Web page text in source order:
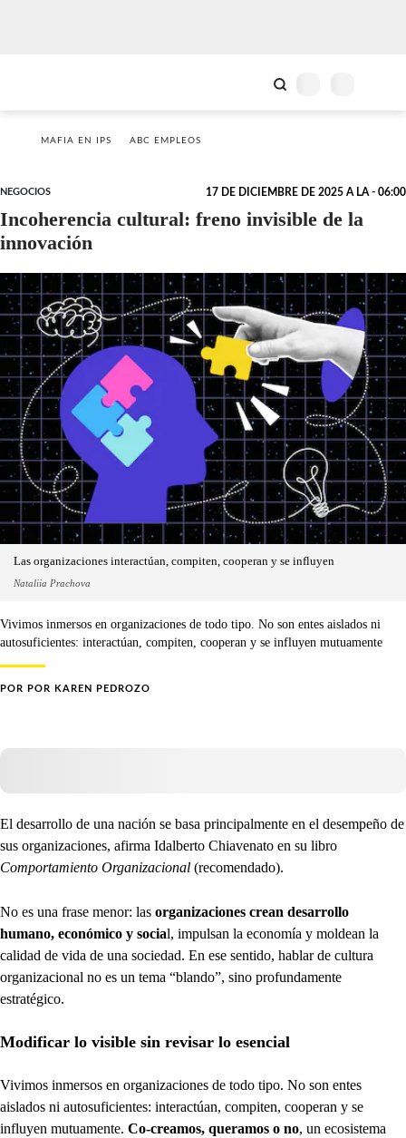
MAFIA EN IPS ABC EMPLEOS
NEGOCIOS 17 DE DICIEMBRE DE 2025 A LA - 06:00
Incoherencia cultural: freno invisible de la
innovación
Las organizaciones interactúan, compiten, cooperan y se influyen
Nataliia Prachova
Vivimos inmersos en organizaciones de todo tipo. No son entes aislados ni
autosuficientes: interactúan, compiten, cooperan y se influyen mutuamente
POR POR KAREN PEDROZO
El desarrollo de una nación se basa principalmente en el desempeño de
sus organizaciones, afirma Idalberto Chiavenato en su libro
Comportamiento Organizacional (recomendado).
No es una frase menor: las organizaciones crean desarrollo
humano, económico y social, impulsan la economía y moldean la
calidad de vida de una sociedad. En ese sentido, hablar de cultura
organizacional no es un tema “blando”, sino profundamente
estratégico.
Modificar lo visible sin revisar lo esencial
Vivimos inmersos en organizaciones de todo tipo. No son entes
aislados ni autosuficientes: interactúan, compiten, cooperan y se
influyen mutuamente. Co-creamos, queramos o no, un ecosistema